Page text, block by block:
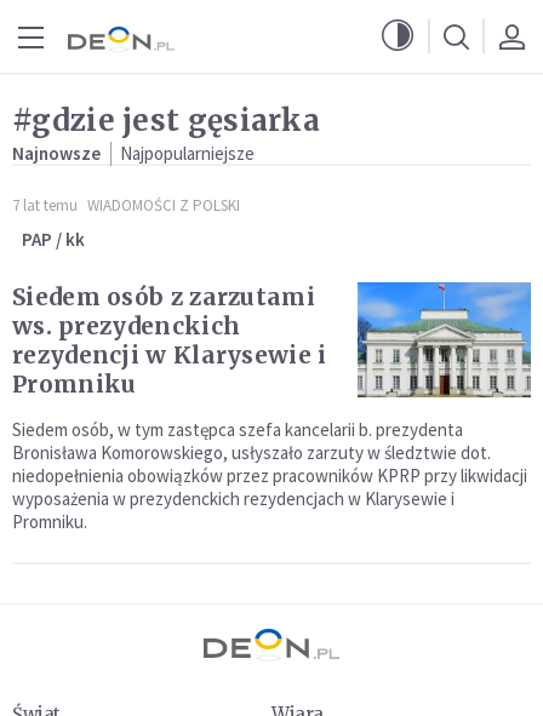
#gdzie jest gęsiarka
Najnowsze Najpopularniejsze
7 lat temu WIADOMOŚCI Z POLSKI
PAP / kk
Siedem osób z zarzutami
ws. prezydenckich
rezydencji w Klarysewie i
Promniku
Siedem osób, w tym zastępca szefa kancelarii b. prezydenta
Bronisława Komorowskiego, usłyszało zarzuty w śledztwie dot.
niedopełnienia obowiązków przez pracowników KPRP przy likwidacji
wyposażenia w prezydenckich rezydencjach w Klarysewie i
Promniku.